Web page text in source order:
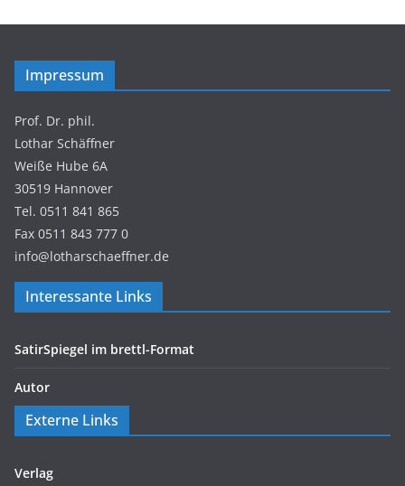
Impressum
Prof. Dr. phil.
Lothar Schäffner
Weiße Hube 6A
30519 Hannover
Tel. 0511 841 865
Fax 0511 843 777 0
info@lotharschaeffner.de
Interessante Links
SatirSpiegel im brettl-Format
Autor
Externe Links
Verlag